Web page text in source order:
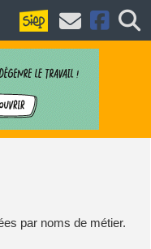
par noms de métier.